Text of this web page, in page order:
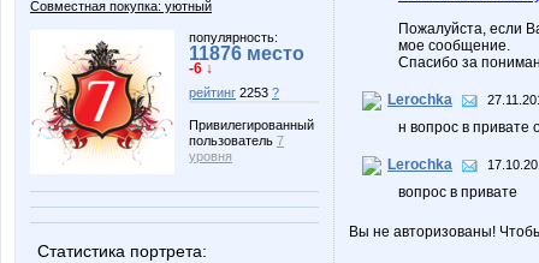
Совместная покупка: уютный
популярность:
11876 место
-6 ↓
рейтинг 2253 ?
Привилегированный
пользователь 7
уровня
Статистика портрета:
Пожалуйста, если
мое сообщение.
Спасибо за
Lerochka
н вопрос в привате
Lerochka
вопрос в привате
Вы не авторизованы!